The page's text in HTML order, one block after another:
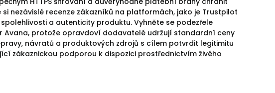
nezávislé recenze zákazníků na platformách, jako je Trustpilot
a autenticity produktu. Vyhněte se podezřele
Avana, protože opravdoví dodavatelé udržují standardní ceny
návratů a produktových zdrojů s cílem potvrdit legitimitu
zákaznickou podporou k dispozici prostřednictvím živého